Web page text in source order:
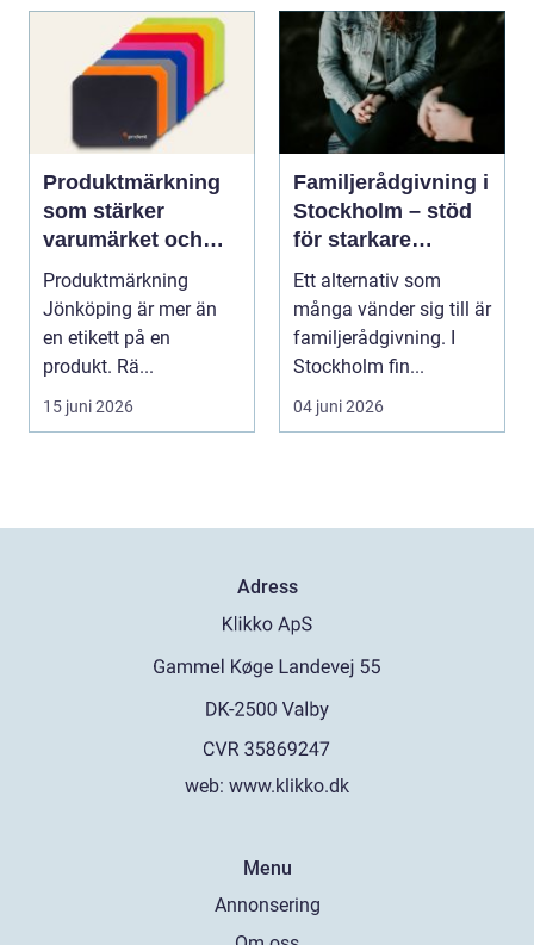
Produktmärkning
som stärker
varumärket och
underlättar
vardagen
Produktmärkning
Jönköping är mer än
en etikett på en
produkt. Rä...
15 juni 2026
Familjerådgivning i
Stockholm – stöd
för starkare
relationer
Ett alternativ som
många vänder sig till är
familjerådgivning. I
Stockholm fin...
04 juni 2026
Adress
web: www.klikko.dk
Menu
Annonsering